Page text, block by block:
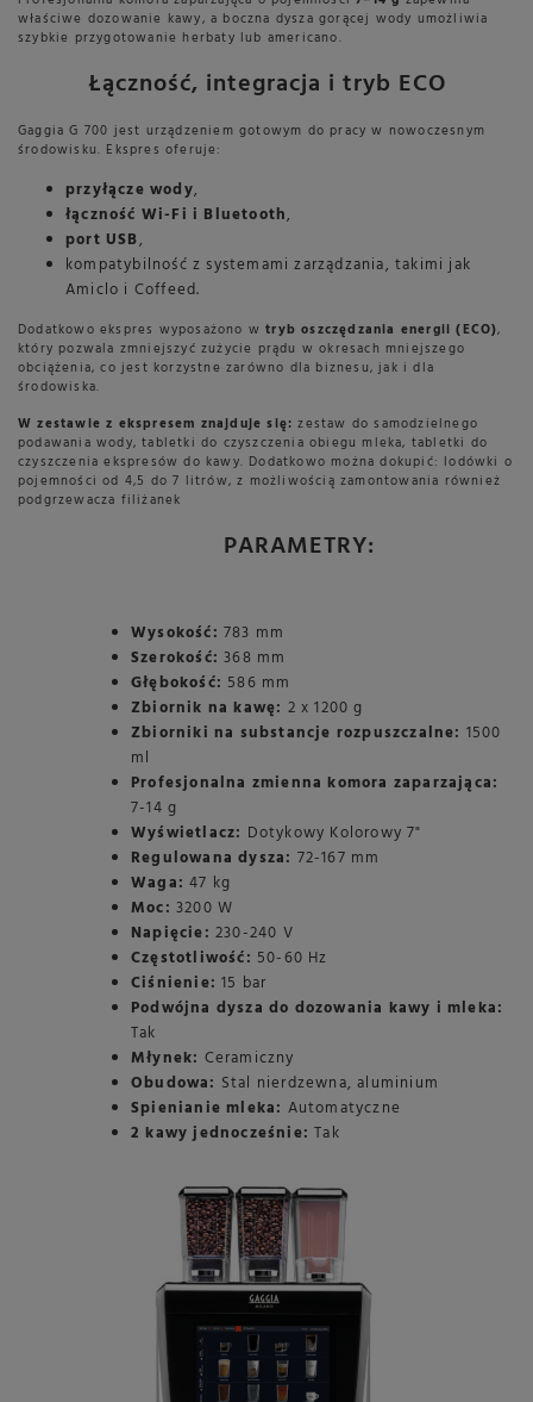
właściwe dozowanie kawy, a boczna dysza gorącej wody umożliwia
szybkie przygotowanie herbaty lub americano.
Łączność, integracja i tryb ECO
Gaggia G 700 jest urządzeniem gotowym do pracy w nowoczesnym
środowisku. Ekspres oferuje:
przyłącze wody,
łączność Wi-Fi i Bluetooth,
port USB,
kompatybilność z systemami zarządzania, takimi jak
Amiclo i Coffeed.
Dodatkowo ekspres wyposażono wtryb oszczędzania energii (ECO),
który pozwala zmniejszyć zużycie prądu w okresach mniejszego
obciążenia, co jest korzystne zarówno dla biznesu, jak i dla
środowiska.
W zestawie z ekspresem znajduje się: zestaw do samodzielnego
podawania wody, tabletki do czyszczenia obiegu mleka, tabletki do
czyszczenia ekspresów do kawy. Dodatkowo można dokupić: lodówki o
pojemności od 4,5 do 7 litrów, z możliwością zamontowania również
podgrzewacza filiżanek
PARAMETRY:
Wysokość: 783 mm
Szerokość: 368 mm
Głębokość: 586 mm
Zbiornik na kawę: 2 x 1200 g
Zbiorniki na substancje rozpuszczalne: 1500
ml
Profesjonalna zmienna komora zaparzająca:
7-14 g
Wyświetlacz: Dotykowy Kolorowy 7"
Regulowana dysza: 72-167 mm
Waga: 47 kg
Moc: 3200 W
Napięcie: 230-240 V
Częstotliwość: 50-60 Hz
Ciśnienie: 15 bar
Podwójna dysza do dozowania kawy i mleka:
Tak
Młynek: Ceramiczny
Obudowa: Stal nierdzewna, aluminium
Spienianie mleka: Automatyczne
2 kawy jednocześnie: Tak